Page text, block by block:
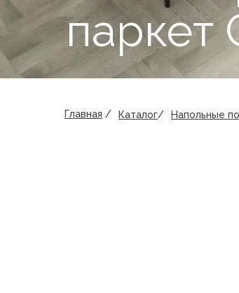
Главная / Каталог/ Напольные
паркет